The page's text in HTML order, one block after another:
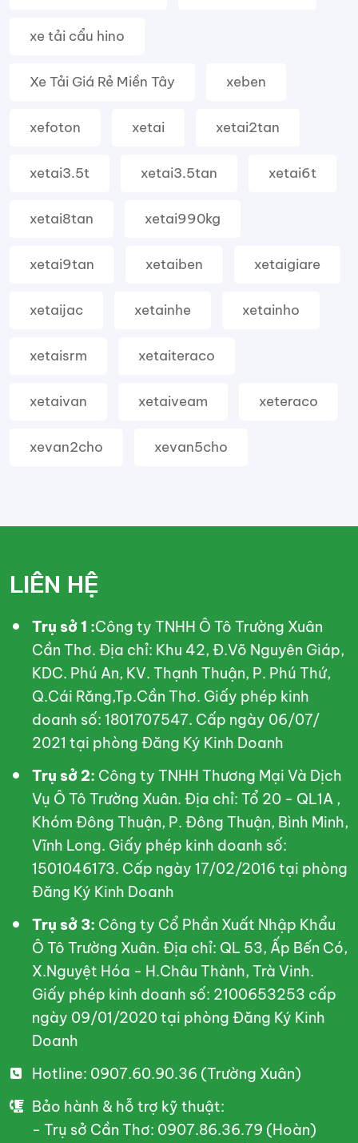
xe tải cẩu hino
Xe Tải Giá Rẻ Miền Tây xeben
xefoton xetai xetai2tan
xetai3.5t xetai3.5tan xetai6t
xetai8tan xetai990kg
xetai9tan xetaiben xetaigiare
xetaijac xetainhe xetainho
xetaisrm xetaiteraco
xetaivan xetaiveam xeteraco
xevan2cho xevan5cho
LIÊN HỆ
Trụ sở 1 :Công ty TNHH Ô Tô Trường Xuân
Cần Thơ. Địa chỉ: Khu 42, Đ.Võ Nguyên Giáp,
KDC. Phú An, KV. Thạnh Thuận, P. Phú Thứ,
Q.Cái Răng,Tp.Cần Thơ. Giấy phép kinh
doanh số: 1801707547. Cấp ngày 06/07/
2021 tại phòng Đăng Ký Kinh Doanh
Trụ sở 2: Công ty TNHH Thương Mại Và Dịch
Vụ Ô Tô Trường Xuân. Địa chỉ: Tổ 20 - QL1A ,
Khóm Đông Thuận, P. Đông Thuận, Bình Minh,
Vĩnh Long. Giấy phép kinh doanh số:
1501046173. Cấp ngày 17/02/2016 tại phòng
Đăng Ký Kinh Doanh
Trụ sở 3: Công ty Cổ Phần Xuất Nhập Khẩu
Ô Tô Trường Xuân. Địa chỉ: QL 53, Ấp Bến Có,
X.Nguyệt Hóa - H.Châu Thành, Trà Vinh.
Giấy phép kinh doanh số: 2100653253 cấp
ngày 09/01/2020 tại phòng Đăng Ký Kinh
Doanh
Hotline: 0907.60.90.36 (Trường Xuân)
Bảo hành & hỗ trợ kỹ thuật:
- Trụ sở Cần Thơ: 0907.86.36.79 (Hoàn)